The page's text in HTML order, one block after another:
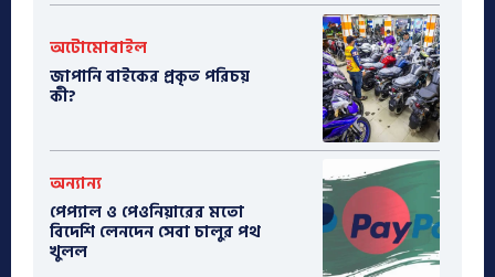
অটোমোবাইল
​জাপানি বাইকের প্রকৃত পরিচয়
কী?
অন্যান্য
পেপ্যাল ও পেওনিয়ারের মতো
বিদেশি লেনদেন সেবা চালুর পথ
খুলল